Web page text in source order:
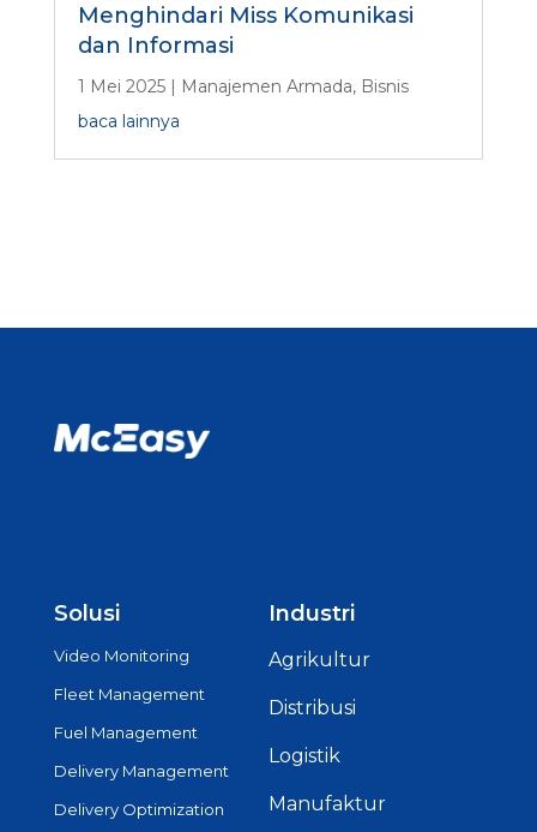
Menghindari Miss Komunikasi
dan Informasi
1 Mei 2025| Manajemen Armada, Bisnis
baca lainnya
Solusi
Video Monitoring
Fleet Management
Fuel Management
Delivery Management
Delivery Optimization
Industri
Agrikultur
Distribusi
Logistik
Manufaktur